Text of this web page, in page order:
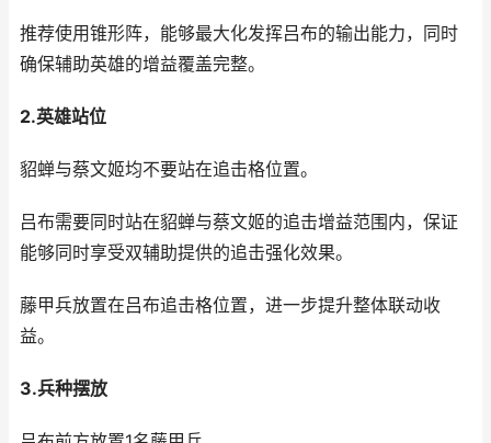
推荐使用锥形阵，能够最大化发挥吕布的输出能力，同时
确保辅助英雄的增益覆盖完整。
2.英雄站位
貂蝉与蔡文姬均不要站在追击格位置。
吕布需要同时站在貂蝉与蔡文姬的追击增益范围内，保证
能够同时享受双辅助提供的追击强化效果。
藤甲兵放置在吕布追击格位置，进一步提升整体联动收
益。
3.兵种摆放